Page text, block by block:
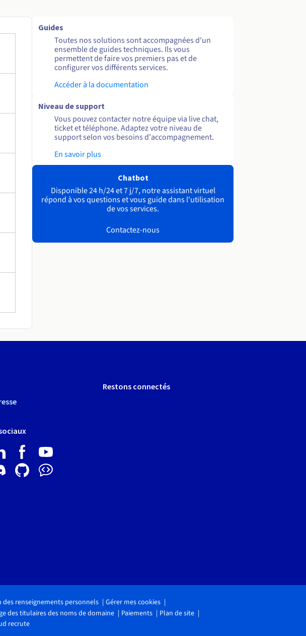
Guides
Toutes nos solutions sont accompagnées d'un
ensemble de guides techniques. Ils vous
permettent de faire vos premiers pas et de
configurer vos différents services.
Accéder à la documentation
Niveau de support
Vous pouvez contacter notre équipe via live chat,
ticket et téléphone. Adaptez votre niveau de
support selon vos besoins d'accompagnement.
En savoir plus
Chatbot
Disponible 24 h/24 et 7 j/7, notre assistant virtuel
répond à vos questions et vous guide dans l'utilisation
de vos services.
Contactez-nous
Restons connectés
des renseignements personnels
Gérer mes cookies
des titulaires des noms de domaine Paiements
Plan de site
recrute